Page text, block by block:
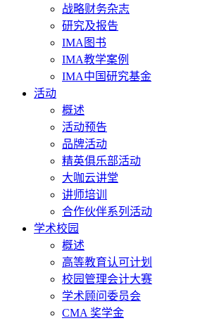
战略财务杂志
研究及报告
IMA图书
IMA教学案例
IMA中国研究基金
活动
概述
活动预告
品牌活动
精英俱乐部活动
大咖云讲堂
讲师培训
合作伙伴系列活动
学术校园
概述
高等教育认可计划
校园管理会计大赛
学术顾问委员会
CMA 奖学金